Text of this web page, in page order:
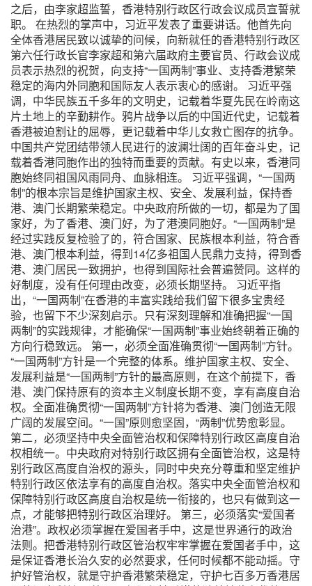
之后，由李家超监誓，香港特别行政区行政会议成员宣誓就
职。
在热烈的掌声中，习近平发表了重要讲话。他首先向
全体香港居民致以诚挚的问候，向新就任的香港特别行政区
第六任行政长官李家超和第六届政府主要官员、行政会议成
员表示热烈的祝贺，向支持“一国两制”事业、支持香港繁荣
稳定的海内外同胞和国际友人表示衷心的感谢。
习近平强
调，中华民族五千多年的文明史，记载着华夏先民在岭南这
片土地上的辛勤耕作。鸦片战争以后的中国近代史，记载着
香港被迫割让的屈辱，更记载着中华儿女救亡图存的抗争。
中国共产党团结带领人民进行的波澜壮阔的百年奋斗史，记
载着香港同胞作出的独特而重要的贡献。有史以来，香港同
胞始终同祖国风雨同舟、血脉相连。
习近平强调，“一国两
制”的根本宗旨是维护国家主权、安全、发展利益，保持香
港、澳门长期繁荣稳定。中央政府所做的一切，都是为了国
家好，为了香港、澳门好，为了港澳同胞好。“一国两制”是
经过实践反复检验了的，符合国家、民族根本利益，符合香
港、澳门根本利益，得到14亿多祖国人民鼎力支持，得到香
港、澳门居民一致拥护，也得到国际社会普遍赞同。这样的
好制度，没有任何理由改变，必须长期坚持。
习近平指
出，“一国两制”在香港的丰富实践给我们留下很多宝贵经
验，也留下不少深刻启示。只有深刻理解和准确把握“一国
两制”的实践规律，才能确保“一国两制”事业始终朝着正确的
方向行稳致远。
第一，必须全面准确贯彻“一国两制”方针。
“一国两制”方针是一个完整的体系。维护国家主权、安全、
发展利益是“一国两制”方针的最高原则，在这个前提下，香
港、澳门保持原有的资本主义制度长期不变，享有高度自治
权。全面准确贯彻“一国两制”方针将为香港、澳门创造无限
广阔的发展空间。“一国”原则愈坚固，“两制”优势愈彰显。
第二，必须坚持中央全面管治权和保障特别行政区高度自治
权相统一。中央政府对特别行政区拥有全面管治权，这是特
别行政区高度自治权的源头，同时中央充分尊重和坚定维护
特别行政区依法享有的高度自治权。落实中央全面管治权和
保障特别行政区高度自治权是统一衔接的，也只有做到这一
点，才能够把特别行政区治理好。
第三，必须落实“爱国者
治港”。政权必须掌握在爱国者手中，这是世界通行的政治
法则。把香港特别行政区管治权牢牢掌握在爱国者手中，这
是保证香港长治久安的必然要求，任何时候都不能动摇。守
护好管治权，就是守护香港繁荣稳定，守护七百多万香港居